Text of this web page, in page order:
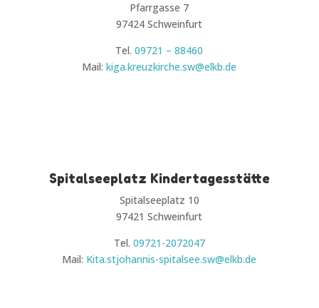
Pfarrgasse 7
97424 Schweinfurt
Tel.09721 – 88460
Mail:kiga.kreuzkirche.sw@elkb.de
Spitalseeplatz Kindertagesstätte
Spitalseeplatz 10
97421 Schweinfurt
Tel. 09721-2072047
Mail: Kita.stjohannis-spitalsee.sw@elkb.de